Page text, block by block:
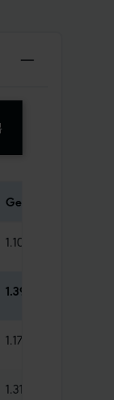
Gewicht
1.100 g
1.395 g
1.170 g
1.310 g